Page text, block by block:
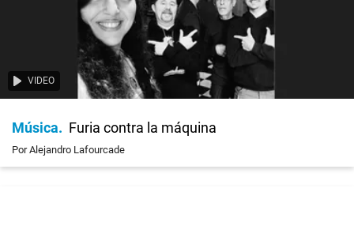
VIDEO
Música Furia contra la máquina
Por Alejandro Lafourcade